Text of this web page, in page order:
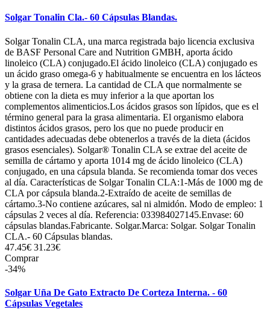
Solgar Tonalin Cla.- 60 Cápsulas Blandas.
Solgar Tonalin CLA, una marca registrada bajo licencia exclusiva
de BASF Personal Care and Nutrition GMBH, aporta ácido
linoleico (CLA) conjugado.El ácido linoleico (CLA) conjugado es
un ácido graso omega-6 y habitualmente se encuentra en los lácteos
y la grasa de ternera. La cantidad de CLA que normalmente se
obtiene con la dieta es muy inferior a la que aportan los
complementos alimenticios.Los ácidos grasos son lípidos, que es el
término general para la grasa alimentaria. El organismo elabora
distintos ácidos grasos, pero los que no puede producir en
cantidades adecuadas debe obtenerlos a través de la dieta (ácidos
grasos esenciales). Solgar® Tonalin CLA se extrae del aceite de
semilla de cártamo y aporta 1014 mg de ácido linoleico (CLA)
conjugado, en una cápsula blanda. Se recomienda tomar dos veces
al día. Características de Solgar Tonalin CLA:1-Más de 1000 mg de
CLA por cápsula blanda.2-Extraído de aceite de semillas de
cártamo.3-No contiene azúcares, sal ni almidón. Modo de empleo: 1
cápsulas 2 veces al día. Referencia: 033984027145.Envase: 60
cápsulas blandas.Fabricante. Solgar.Marca: Solgar. Solgar Tonalin
CLA.- 60 Cápsulas blandas.
47.45€ 31.23€
Comprar
-34%
Solgar Uña De Gato Extracto De Corteza Interna. - 60
Cápsulas Vegetales